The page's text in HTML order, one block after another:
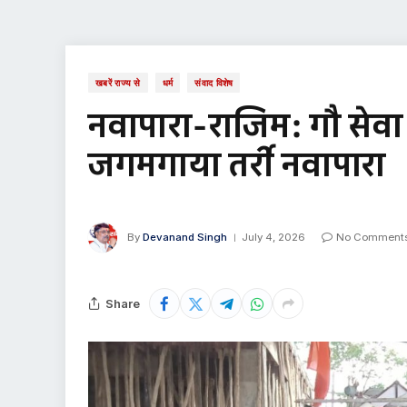
खबरें राज्य से धर्म संवाद विशेष
नवापारा-राजिम: गौ
जगमगाया तर्री नवापारा
By Devanand Singh July 4, 2026 No
Share